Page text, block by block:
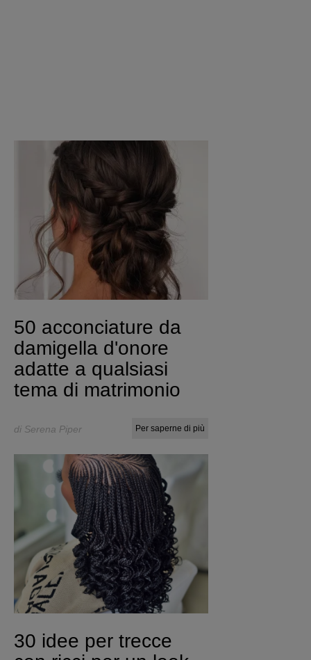
50 acconciature da
damigella d'onore
adatte a qualsiasi
tema di matrimonio
di Serena Piper Per saperne di più
30 idee per trecce